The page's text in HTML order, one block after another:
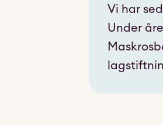
Vi har
Under